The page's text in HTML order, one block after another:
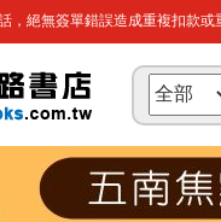
，絕無簽單錯誤造成重複扣款